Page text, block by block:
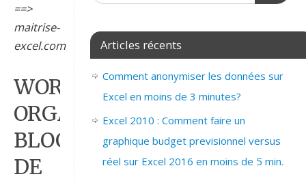
==>
maitrise-
excel.com
WORD_2007_EXPLOITER
ORGANISATEUR
BLOC
DE
Articles récents
Comment anonymiser les données sur
Excel en moins de 3 minutes?
Excel 2010 : Comment faire un
graphique budget previsionnel versus
réel sur Excel 2016 en moins de 5 min.